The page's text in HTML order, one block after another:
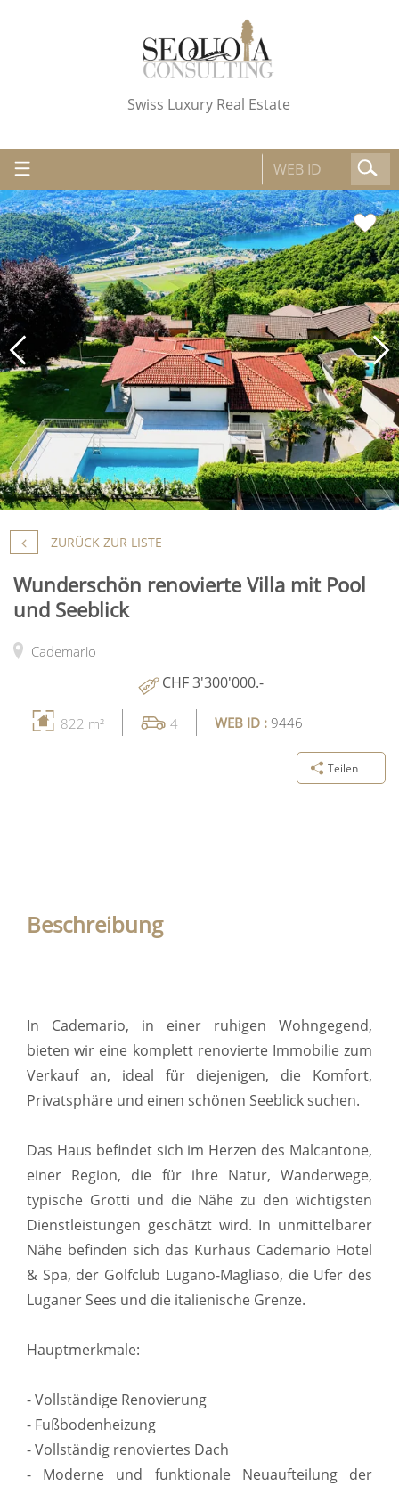
Swiss Luxury Real Estate
ZURÜCK ZUR LISTE
Wunderschön renovierte Villa mit Pool
und Seeblick
Cademario
CHF 3'300'000.-
822 m² 4 WEB ID : 9446
Teilen
Beschreibung
In Cademario, in einer ruhigen Wohngegend,
bieten wir eine komplett renovierte Immobilie zum
Verkauf an, ideal für diejenigen, die Komfort,
Privatsphäre und einen schönen Seeblick suchen.
Das Haus befindet sich im Herzen des Malcantone,
einer Region, die für ihre Natur, Wanderwege,
typische Grotti und die Nähe zu den wichtigsten
Dienstleistungen geschätzt wird. In unmittelbarer
Nähe befinden sich das Kurhaus Cademario Hotel
& Spa, der Golfclub Lugano-Magliaso, die Ufer des
Luganer Sees und die italienische Grenze.
Hauptmerkmale:
- Vollständige Renovierung
- Fußbodenheizung
- Vollständig renoviertes Dach
- Moderne und funktionale Neuaufteilung der